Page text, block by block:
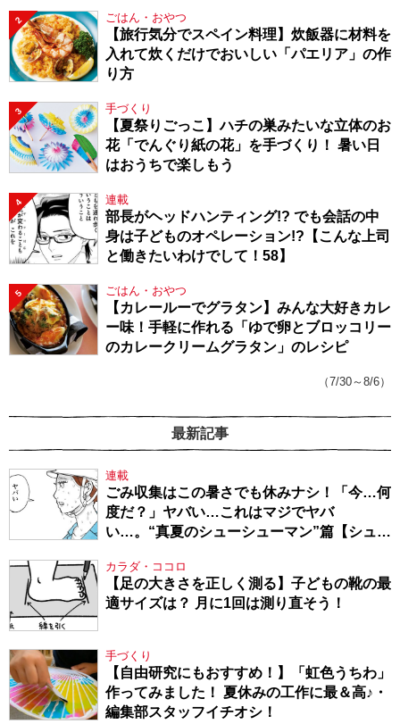
2 ごはん・おやつ
【旅行気分でスペイン料理】炊飯器に材料を
入れて炊くだけでおいしい「パエリア」の作
り方
3 手づくり
【夏祭りごっこ】ハチの巣みたいな立体のお
花「でんぐり紙の花」を手づくり！ 暑い日
はおうちで楽しもう
4 連載
部長がヘッドハンティング!? でも会話の中
身は子どものオペレーション!?【こんな上司
と働きたいわけでして！58】
5 ごはん・おやつ
【カレールーでグラタン】みんな大好きカレ
ー味！手軽に作れる「ゆで卵とブロッコリー
のカレークリームグラタン」のレシピ
（7/30～8/6）
最新記事
連載
ごみ収集はこの暑さでも休みナシ！「今…何
度だ？」ヤバい…これはマジでヤバ
い…。“真夏のシューシューマン”篇【シュー
カラダ・ココロ
【足の大きさを正しく測る】子どもの靴の最
適サイズは？ 月に1回は測り直そう！
手づくり
【自由研究にもおすすめ！】「虹色うちわ」
作ってみました！ 夏休みの工作に最＆高♪・
編集部スタッフイチオシ！